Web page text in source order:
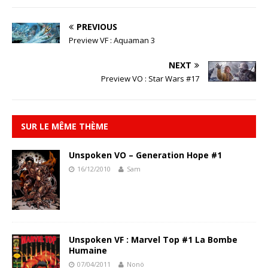
PREVIOUS
Preview VF : Aquaman 3
NEXT
Preview VO : Star Wars #17
SUR LE MÊME THÈME
Unspoken VO – Generation Hope #1
16/12/2010 Sam
Unspoken VF : Marvel Top #1 La Bombe
Humaine
07/04/2011 Nonö